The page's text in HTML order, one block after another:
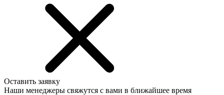
Оставить заявку
Наши менеджеры свяжутся с вами в ближайшее время